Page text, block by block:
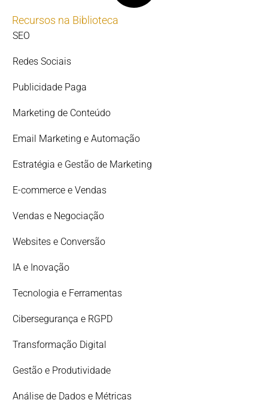
Recursos na Biblioteca
SEO
Redes Sociais
Publicidade Paga
Marketing de Conteúdo
Email Marketing e Automação
Estratégia e Gestão de Marketing
E-commerce e Vendas
Vendas e Negociação
Websites e Conversão
IA e Inovação
Tecnologia e Ferramentas
Cibersegurança e RGPD
Transformação Digital
Gestão e Produtividade
Análise de Dados e Métricas